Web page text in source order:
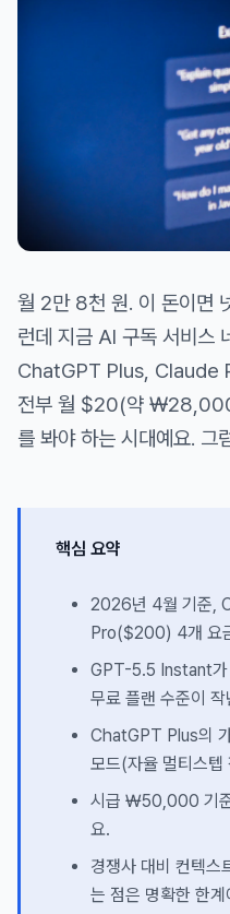
월 2만 8천 원. 이 돈이면
런데 지금 AI 구독 서비스
ChatGPT Plus,
전부 월 $20(약 ₩28,000)
를 봐야 하는 시대예요. 그
핵심 요약
2026년 4월 기준,
Pro($200) 4개 요
GPT-5.5 Instant가
무료 플랜 수준이
ChatGPT Plus의
모드(자율 멀티스텝
시급 ₩50,000 기준
요.
경쟁사 대비 컨텍
는 점은 명확한 한계